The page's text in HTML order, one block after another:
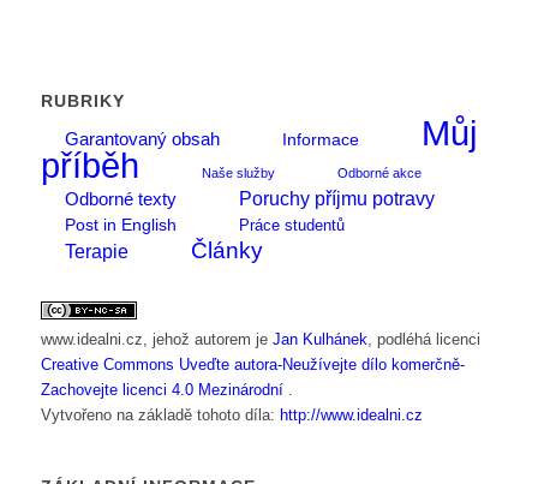
RUBRIKY
Garantovaný obsah
Informace
Můj
příběh
Naše služby Odborné akce
Odborné texty Poruchy příjmu potravy
Post in English Práce studentů
Terapie Články
www.idealni.cz , jehož autorem je Jan Kulhánek , podléhá licenci
Creative Commons Uveďte autora-Neužívejte dílo komerčně-
Zachovejte licenci 4.0 Mezinárodní
Vytvořeno na základě tohoto díla: http://www.idealni.cz